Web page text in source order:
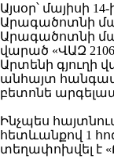
Այսօր՝ մայիսի
Արագածոտնի
Արագածոտնի
վարած «ՎԱԶ
Արտենի գյուղի
անհայտ
բետոնե
Ինչպես
հետևանքով 1
տեղափոխվել է